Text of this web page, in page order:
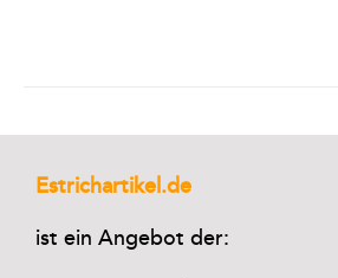
Estrichartikel.de
ist ein Angebot der: